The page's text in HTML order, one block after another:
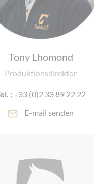
Tony Lhomond
Produktionsdirektor
: +33 (0)2 33 89 22 22
E-mail senden